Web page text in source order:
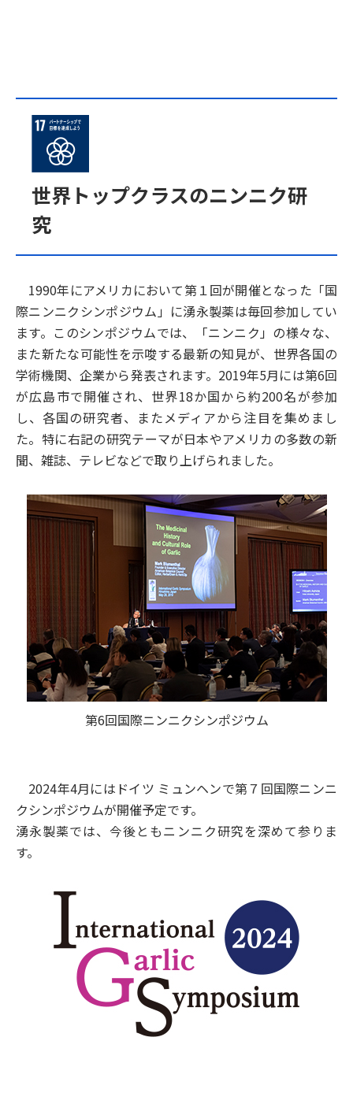
世界トップクラスのニンニク研
究
1990年にアメリカにおいて第１回が開催となった「国
際ニンニクシンポジウム」に湧永製薬は毎回参加してい
ます。このシンポジウムでは、「ニンニク」の様々な、
また新たな可能性を示唆する最新の知見が、世界各国の
学術機関、企業から発表されます。2019年5月には第6回
が広島市で開催され、世界18か国から約200名が参加
し、各国の研究者、またメディアから注目を集めまし
た。特に右記の研究テーマが日本やアメリカの多数の新
聞、雑誌、テレビなどで取り上げられました。
第6回国際ニンニクシンポジウム
2024年4月にはドイツ ミュンヘンで第７回国際ニンニ
クシンポジウムが開催予定です。
湧永製薬では、今後ともニンニク研究を深めて参りま
す。